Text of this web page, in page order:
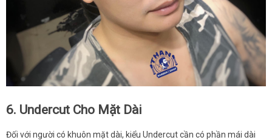
6. Undercut Cho Mặt Dài
Đối với người có khuôn mặt dài, kiểu Undercut cần có phần mái dài